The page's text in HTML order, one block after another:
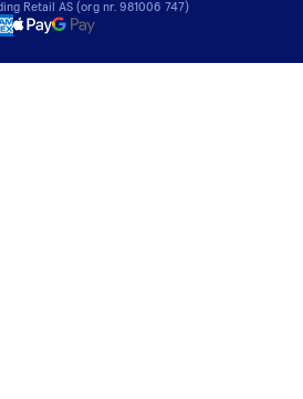
Retail AS (org nr. 981006 747)